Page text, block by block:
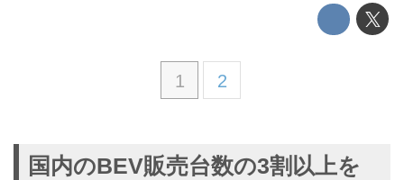
1 2
国内のBEV販売台数の3割以上を